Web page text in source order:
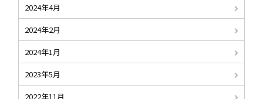
2024年4月
2024年2月
2024年1月
2023年5月
2022年11月